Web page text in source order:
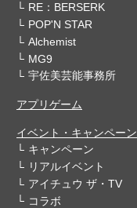
RE：BERSERK
POP'N STAR
Alchemist
MG9
宇佐美芸能事務所
アプリゲーム
イベント・キャンペーン
キャンペーン
リアルイベント
アイチュウ ザ・TV
コラボ